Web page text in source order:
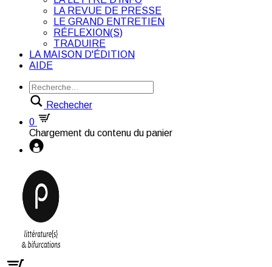
LA REVUE DE PRESSE
LE GRAND ENTRETIEN
RÉFLEXION(S)
TRADUIRE
LA MAISON D'ÉDITION
AIDE
Rechecher
0
Chargement du contenu du panier